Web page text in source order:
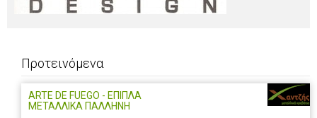
Προτεινόμενα
ARTE DE FUEGO - ΕΠΙΠΛΑ
ΜΕΤΑΛΛΙΚΑ ΠΑΛΛΗΝΗ